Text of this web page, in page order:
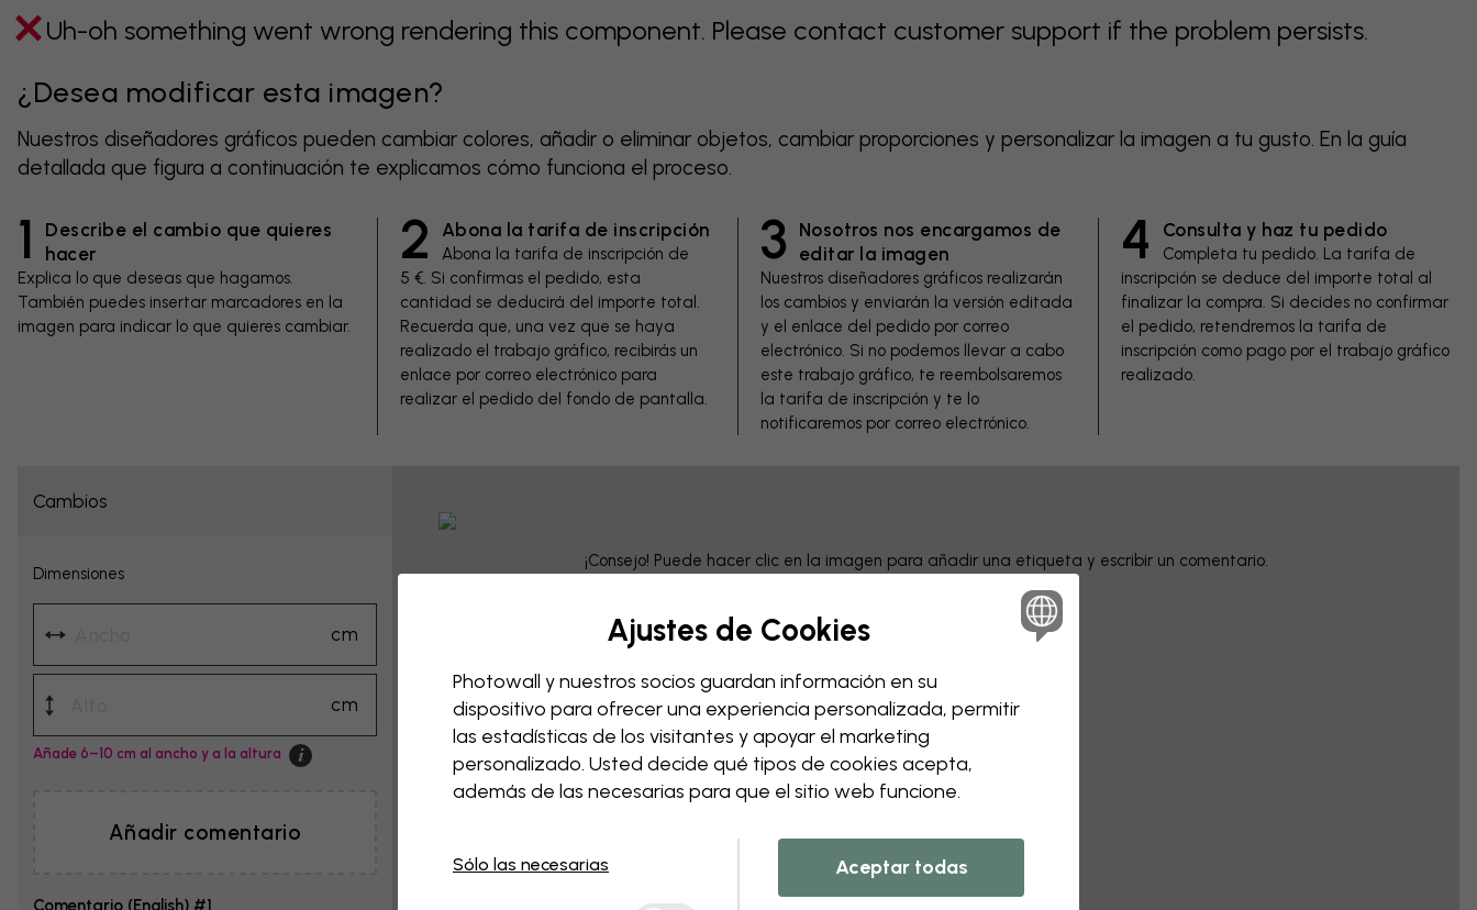
Uh-oh something went wrong rendering this component. Please contact customer support if the problem persists.
¿Desea modificar esta imagen?
Nuestros diseñadores gráficos pueden cambiar colores, añadir o eliminar objetos, cambiar proporciones y personalizar la imagen a tu gusto. En la guía
detallada que figura a continuación te explicamos cómo funciona el proceso.
1
Describe el cambio que quieres
hacer
Explica lo que deseas que hagamos.
También puedes insertar marcadores en la
imagen para indicar lo que quieres cambiar.
2 Abona la tarifa de inscripción
Abona la tarifa de inscripción de
5 €. Si confirmas el pedido, esta
cantidad se deducirá del importe total.
Recuerda que, una vez que se haya
realizado el trabajo gráfico, recibirás un
enlace por correo electrónico para
realizar el pedido del fondo de pantalla.
3
Nosotros nos encargamos de
editar la imagen
Nuestros diseñadores gráficos realizarán
los cambios y enviarán la versión editada
y el enlace del pedido por correo
electrónico. Si no podemos llevar a cabo
este trabajo gráfico, te reembolsaremos
la tarifa de inscripción y te lo
notificaremos por correo electrónico.
4 Consulta y haz tu pedido
Completa tu pedido. La tarifa de
inscripción se deduce del importe total al
finalizar la compra. Si decides no confirmar
el pedido, retendremos la tarifa de
inscripción como pago por el trabajo gráfico
realizado.
Cambios
Dimensiones
cm
cm
Añade 6–10 cm al ancho y a la altura
Añadir comentario
Comentario (English) #1
¡Consejo! Puede hacer clic en la imagen para añadir una etiqueta y escribir un comentario.
Ajustes de Cookies
Photowall y nuestros socios guardan información en su
dispositivo para ofrecer una experiencia personalizada, permitir
las estadísticas de los visitantes y apoyar el marketing
personalizado. Usted decide qué tipos de cookies acepta,
además de las necesarias para que el sitio web funcione.
Sólo las necesarias Aceptar todas